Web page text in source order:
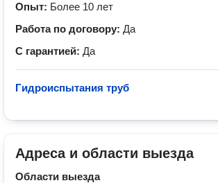
Опыт: Более 10 лет
Работа по договору: Да
С гарантией: Да
Гидроиспытания труб
Адреса и области выезда
Области выезда